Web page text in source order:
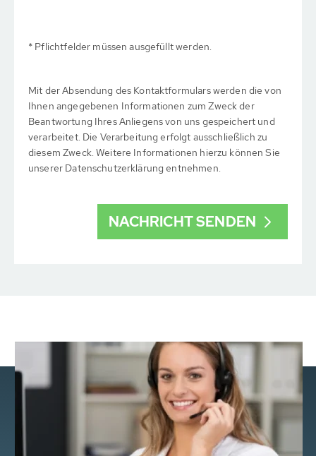
* Pflichtfelder müssen ausgefüllt werden.
Mit der Absendung des Kontaktformulars werden die von
Ihnen angegebenen Informationen zum Zweck der
Beantwortung Ihres Anliegens von uns gespeichert und
verarbeitet. Die Verarbeitung erfolgt ausschließlich zu
diesem Zweck. Weitere Informationen hierzu können Sie
unserer Datenschutzerklärung entnehmen.